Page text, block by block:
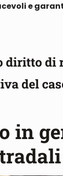
e
diritto di
del
in